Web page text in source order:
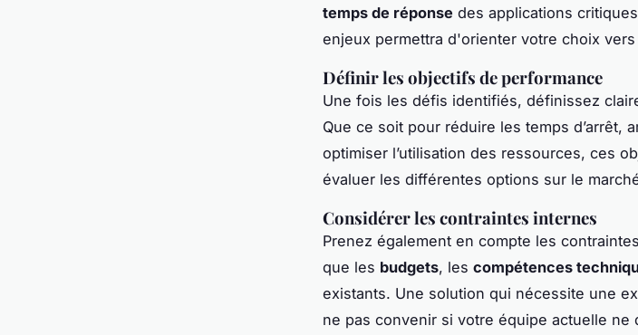
temps de réponse des applications
enjeux permettra d'orienter votre choix
Définir les objectifs de performance
Une fois les défis identifiés, définissez
Que ce soit pour réduire les temps d’arrêt,
optimiser l’utilisation des ressources, ces
évaluer les différentes options sur le
Considérer les contraintes internes
Prenez également en compte les
que les budgets, les compétences
existants. Une solution qui nécessite une
ne pas convenir si votre équipe actuelle ne